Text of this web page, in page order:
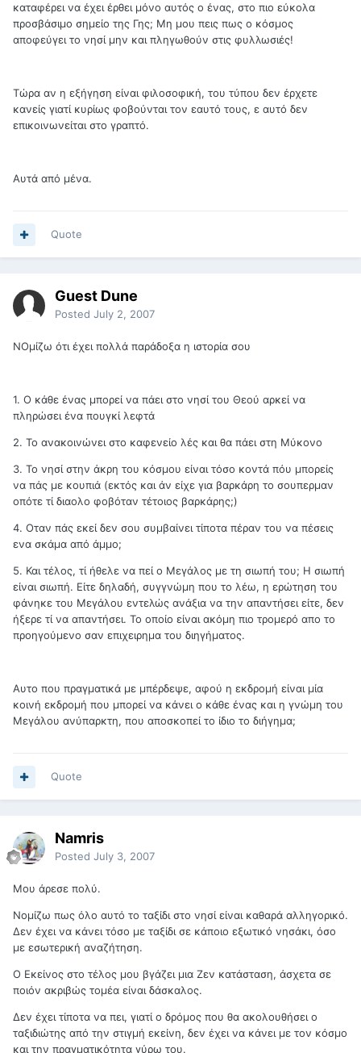
καταφέρει να έχει έρθει μόνο αυτός ο ένας, στο πιο εύκολα
προσβάσιμο σημείο της Γης; Μη μου πεις πως ο κόσμος
αποφεύγει το νησί μην και πληγωθούν στις φυλλωσιές!
Τώρα αν η εξήγηση είναι φιλοσοφική, του τύπου δεν έρχετε
κανείς γιατί κυρίως φοβούνται τον εαυτό τους, ε αυτό δεν
επικοινωνείται στο γραπτό.
Αυτά από μένα.
Quote
Guest Dune
Posted July 2, 2007
ΝΟμίζω ότι έχει πολλά παράδοξα η ιστορία σου
1. Ο κάθε ένας μπορεί να πάει στο νησί του Θεού αρκεί να
πληρώσει ένα πουγκί λεφτά
2. Το ανακοινώνει στο καφενείο λές και θα πάει στη Μύκονο
3. Το νησί στην άκρη του κόσμου είναι τόσο κοντά πόυ μπορείς
να πάς με κουπιά (εκτός και άν είχε για βαρκάρη το σουπερμαν
οπότε τί διαολο φοβόταν τέτοιος βαρκάρης;)
4. Οταν πάς εκεί δεν σου συμβαίνει τίποτα πέραν του να πέσεις
ενα σκάμα από άμμο;
5. Και τέλος, τί ήθελε να πεί ο Μεγάλος με τη σιωπή του; Η σιωπή
είναι σιωπή. Είτε δηλαδή, συγγνώμη που το λέω, η ερώτηση του
φάνηκε του Μεγάλου εντελώς ανάξια να την απαντήσει είτε, δεν
ήξερε τί να απαντήσει. Το οποίο είναι ακόμη πιο τρομερό απο το
προηγούμενο σαν επιχειρημα του διηγήματος.
Αυτο που πραγματικά με μπέρδεψε, αφού η εκδρομή είναι μία
κοινή εκδρομή που μπορεί να κάνει ο κάθε ένας και η γνώμη του
Μεγάλου ανύπαρκτη, που αποσκοπεί το ίδιο το διήγημα;
Quote
Namris
Posted July 3, 2007
Μου άρεσε πολύ.
Νομίζω πως όλο αυτό το ταξίδι στο νησί είναι καθαρά αλληγορικό.
Δεν έχει να κάνει τόσο με ταξίδι σε κάποιο εξωτικό νησάκι, όσο
με εσωτερική αναζήτηση.
Ο Εκείνος στο τέλος μου βγάζει μια Ζεν κατάσταση, άσχετα σε
ποιόν ακριβώς τομέα είναι δάσκαλος.
Δεν έχει τίποτα να πει, γιατί ο δρόμος που θα ακολουθήσει ο
ταξιδιώτης από την στιγμή εκείνη, δεν έχει να κάνει με τον κόσμο
και την πραγματικότητα γύρω του.